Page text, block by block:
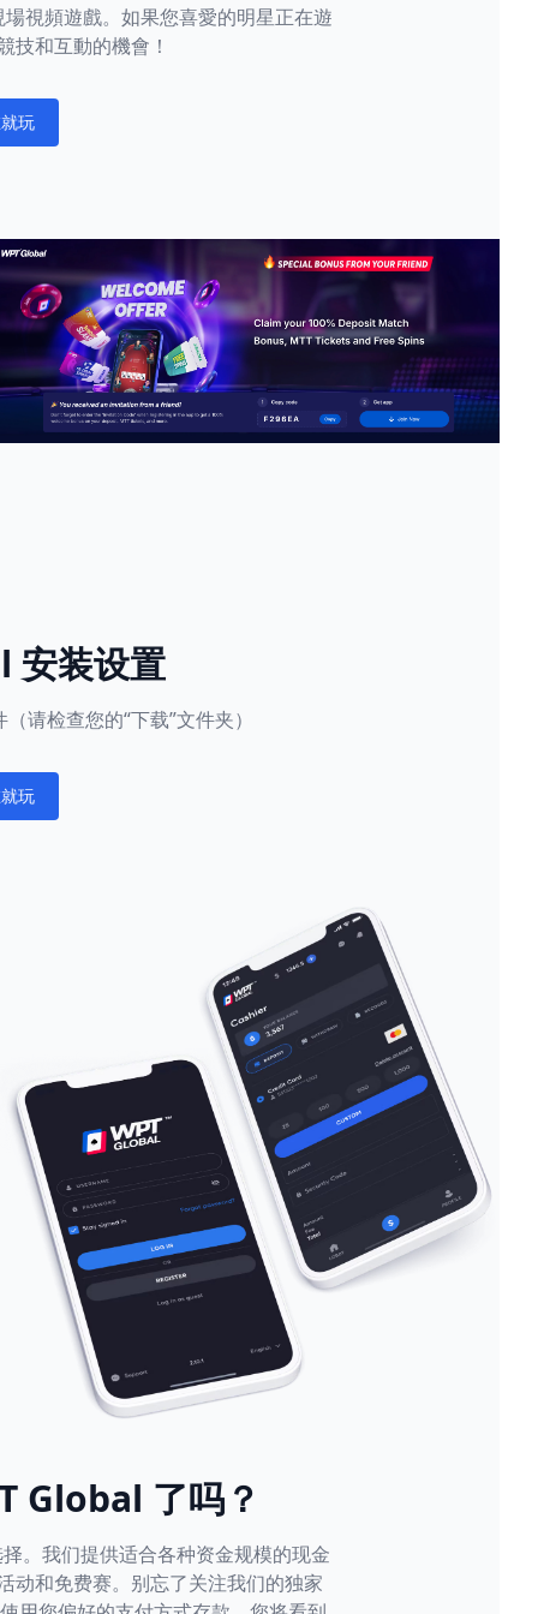
視頻遊戲。如果您喜愛的明星正在遊
技和互動的機會！
玩
安装设置
请检查您的“下载”文件夹）
玩
Global 了吗？
。我们提供适合各种资金规模的现金
动和免费赛。别忘了关注我们的独家